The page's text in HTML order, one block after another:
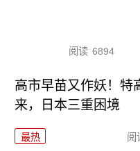
阅读 6894
高市早苗又作妖！特
来，日本三重困境
最热 阅